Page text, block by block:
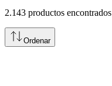
2.143 productos encontrados
Ordenar